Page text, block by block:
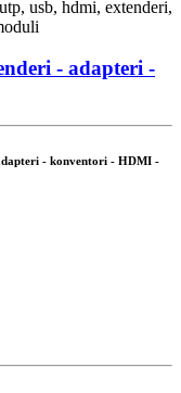
- adapteri -
- konventori - HDMI -